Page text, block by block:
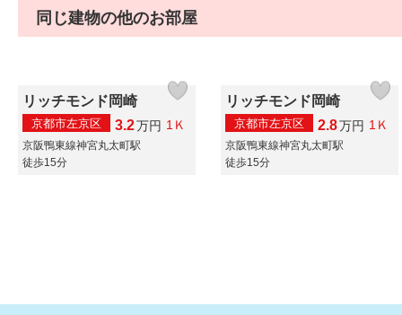
同じ建物の他のお部屋
リッチモンド岡崎
京都市左京区 3.2万円 1Ｋ
京阪鴨東線神宮丸太町駅
徒歩15分
リッチモンド岡崎
京都市左京区 2.8万円 1Ｋ
京阪鴨東線神宮丸太町駅
徒歩15分